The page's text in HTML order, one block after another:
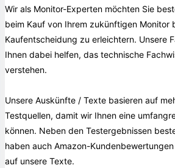
Wir als Monitor-Experten möchten Sie
beim Kauf von Ihrem zukünftigen Monitor
Kaufentscheidung zu erleichtern. Unsere
Ihnen dabei helfen, das technische
verstehen.
Unsere Auskünfte / Texte basieren auf
Testquellen, damit wir Ihnen eine
können. Neben den Testergebnissen
haben auch Amazon-
auf unsere Texte.